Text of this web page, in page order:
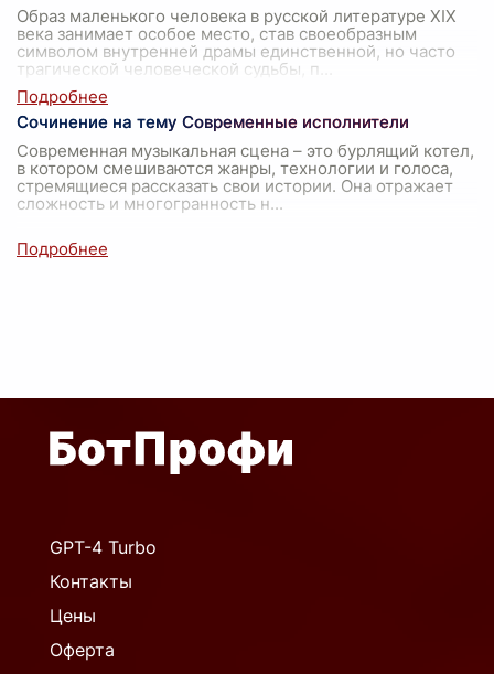
Образ маленького человека в русской литературе XIX
века занимает особое место, став своеобразным
символом внутренней драмы единственной, но часто
трагической человеческой судьбы, п
Сочинение на тему Современные исполнители
Современная музыкальная сцена – это бурлящий котел,
в котором смешиваются жанры, технологии и голоса,
стремящиеся рассказать свои истории. Она отражает
сложность и многогранность н...
GPT-4 Turbo
Контакты
Цены
Оферта